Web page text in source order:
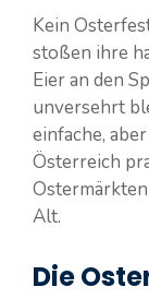
Kein
stoßen ihre
Eier an den
unversehrt
einfache,
Österreich
Alt.
Die